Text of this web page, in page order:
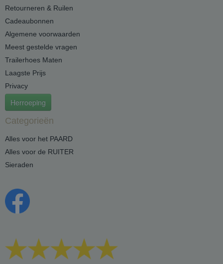
Retourneren & Ruilen
Cadeaubonnen
Algemene voorwaarden
Meest gestelde vragen
Trailerhoes Maten
Laagste Prijs
Privacy
Herroeping
Categorieën
Alles voor het PAARD
Alles voor de RUITER
Sieraden